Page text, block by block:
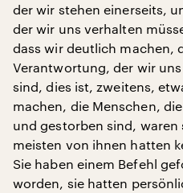
der wir stehen einerseits,
der wir uns verhalten
dass wir deutlich machen,
Verantwortung, der wir
sind, dies ist, zweitens,
machen, die Menschen,
und gestorben sind,
meisten von ihnen hatten
Sie haben einem Befehl
worden, sie hatten